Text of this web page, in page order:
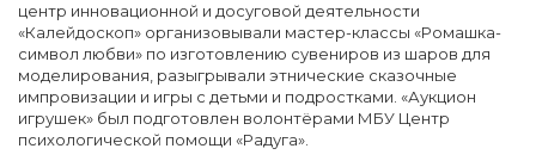
центр инновационной и досуговой деятельности
«Калейдоскоп» организовывали мастер-классы «Ромашка-
символ любви» по изготовлению сувениров из шаров для
моделирования, разыгрывали этнические сказочные
импровизации и игры с детьми и подростками. «Аукцион
игрушек» был подготовлен волонтёрами МБУ Центр
психологической помощи «Радуга».